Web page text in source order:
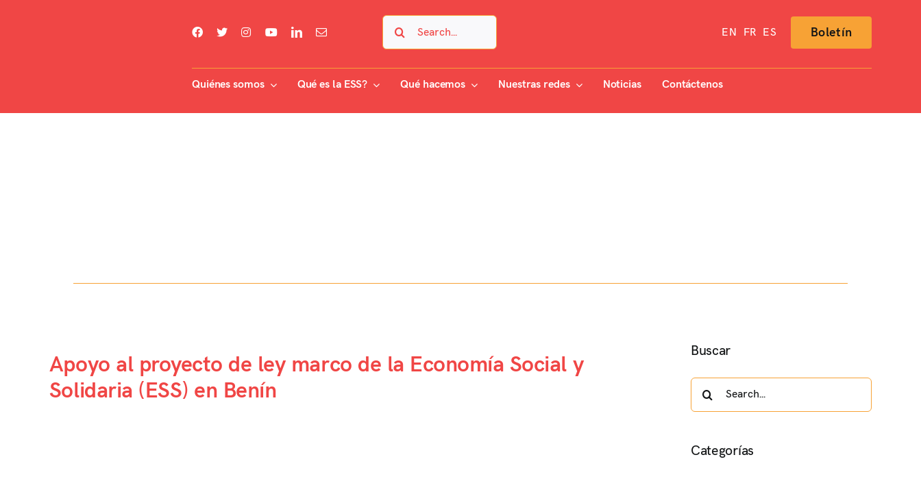
EN FR ES Boletín
Quiénes somos Qué es la ESS? Qué hacemos Nuestras redes Noticias Contáctenos
Apoyo al proyecto de ley marco de la Economía Social y
Solidaria (ESS) en Benín
Buscar
Categorías